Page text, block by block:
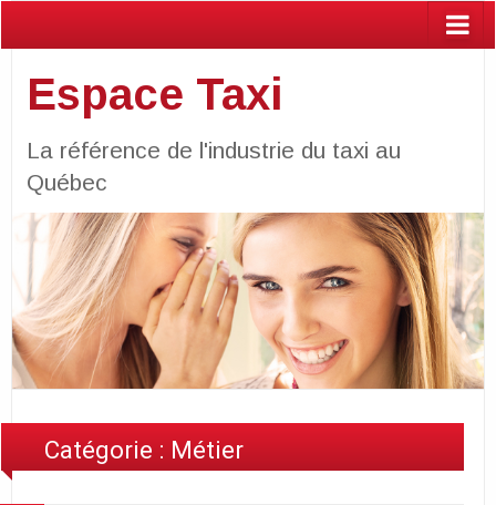
Espace Taxi
La référence de l'industrie du taxi au
Québec
Catégorie : Métier